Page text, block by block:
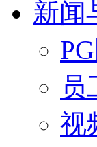
新闻
员
视